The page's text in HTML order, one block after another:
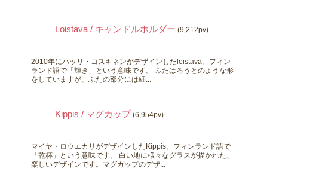
Loistava / キャンドルホルダー (9,212pv)
2010年にハッリ・コスキネンがデザインしたloistava。フィン
ランド語で「輝き」という意味です。 ふたはろうとのような形
をしていますが、ふたの部分には細...
Kippis / マグカップ (6,954pv)
マイヤ・ロウエカリがデザインしたKippis。フィンランド語で
「乾杯」という意味です。 白い地に様々なグラスが描かれた、
楽しいデザインです。マグカップのデザ...